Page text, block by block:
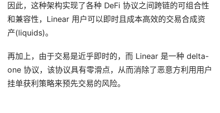
因此，这种架构实现了各种 DeFi 协议之间跨链的可组合性
和兼容性，Linear 用户可以即时且成本高效的交易合成资
产(liquids)。
再加上，由于交易是近乎即时的，而 Linear 是一种 delta-
one 协议，该协议具有零滑点，从而消除了恶意方利用用户
挂单获利策略来预先交易的风险。